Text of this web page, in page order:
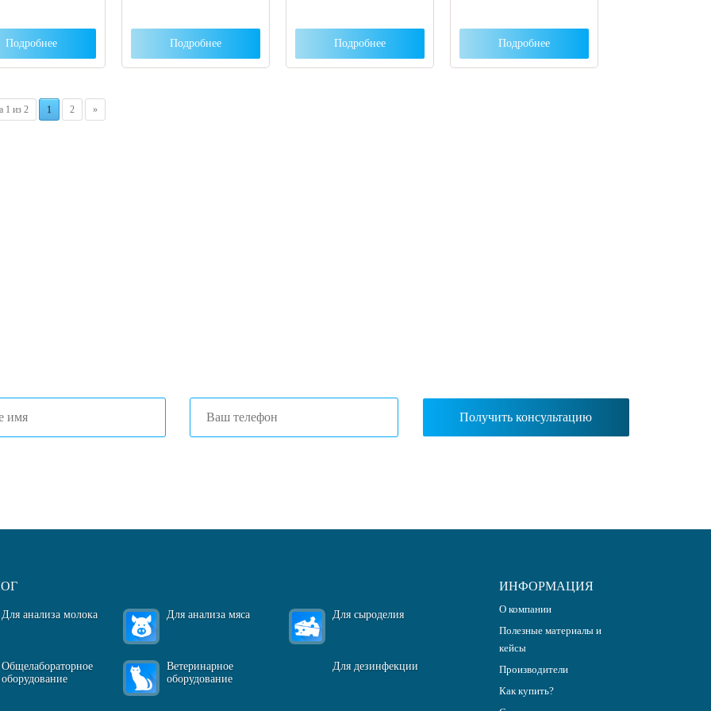
Подробнее Подробнее Подробнее Подробнее
1 из 2 1 2 »
Для анализа молока Для анализа мяса Для сыроделия
Общелабораторное
оборудование
Ветеринарное
оборудование
Для дезинфекции
ИНФОРМАЦИЯ
О компании
Полезные материалы и
кейсы
Производители
Как купить?